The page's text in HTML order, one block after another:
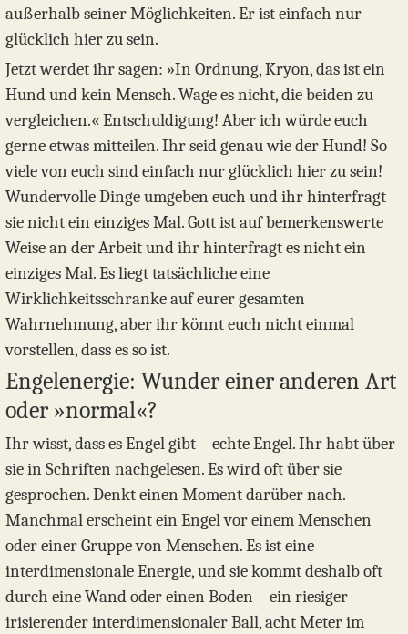
außerhalb seiner Möglichkeiten. Er ist einfach nur
glücklich hier zu sein.
Jetzt werdet ihr sagen: »In Ordnung, Kryon, das ist ein
Hund und kein Mensch. Wage es nicht, die beiden zu
vergleichen.« Entschuldigung! Aber ich würde euch
gerne etwas mitteilen. Ihr seid genau wie der Hund! So
viele von euch sind einfach nur glücklich hier zu sein!
Wundervolle Dinge umgeben euch und ihr hinterfragt
sie nicht ein einziges Mal. Gott ist auf bemerkenswerte
Weise an der Arbeit und ihr hinterfragt es nicht ein
einziges Mal. Es liegt tatsächliche eine
Wirklichkeitsschranke auf eurer gesamten
Wahrnehmung, aber ihr könnt euch nicht einmal
vorstellen, dass es so ist.
Engelenergie: Wunder einer anderen Art
oder »normal«?
Ihr wisst, dass es Engel gibt – echte Engel. Ihr habt über
sie in Schriften nachgelesen. Es wird oft über sie
gesprochen. Denkt einen Moment darüber nach.
Manchmal erscheint ein Engel vor einem Menschen
oder einer Gruppe von Menschen. Es ist eine
interdimensionale Energie, und sie kommt deshalb oft
durch eine Wand oder einen Boden – ein riesiger
irisierender interdimensionaler Ball, acht Meter im